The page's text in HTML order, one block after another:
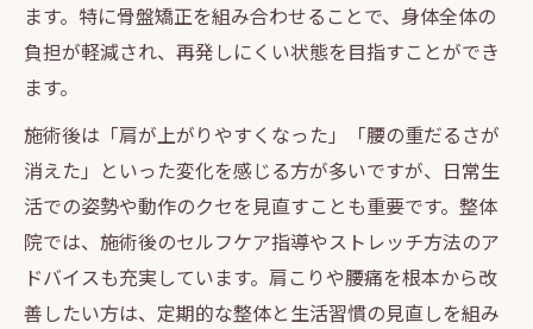
ます。特に骨盤矯正を組み合わせることで、身体全体の
負担が軽減され、再発しにくい状態を目指すことができ
ます。
施術後は「肩が上がりやすくなった」「腰の重だるさが
消えた」といった変化を感じる方が多いですが、日常生
活での姿勢や動作のクセを見直すことも重要です。整体
院では、施術後のセルフケア指導やストレッチ方法のア
ドバイスも充実しています。肩こりや腰痛を根本から改
善したい方は、定期的な整体と生活習慣の見直しを組み